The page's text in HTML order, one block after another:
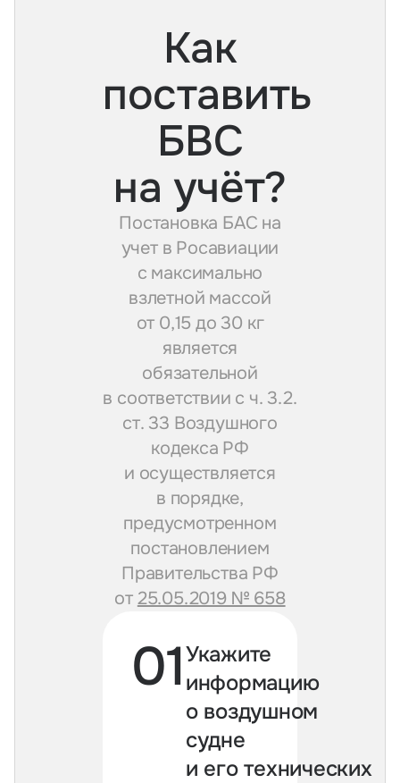
Как
поставить
БВС
на учёт?
Постановка БАС на
учет в Росавиации
с максимально
взлетной массой
от 0,15 до 30 кг
является
обязательной
в соответствии с ч. 3.2.
ст. 33 Воздушного
кодекса РФ
и осуществляется
в порядке,
предусмотренном
постановлением
Правительства РФ
от 25.05.2019 № 658
01Укажите
информацию
о воздушном
судне
и его технических